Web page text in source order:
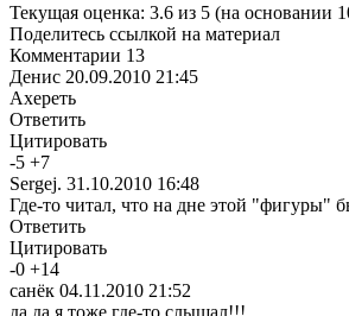
Текущая оценка: 3.6 из 5 (на основании
Поделитесь ссылкой на материал
Комментарии 13
Денис 20.09.2010 21:45
Ахереть
Ответить
Цитировать
-5 +7
Sergej. 31.10.2010 16:48
Где-то читал, что на дне этой "фигуры"
Ответить
Цитировать
-0 +14
санёк 04.11.2010 21:52
да да я тоже где-то слышал!!!